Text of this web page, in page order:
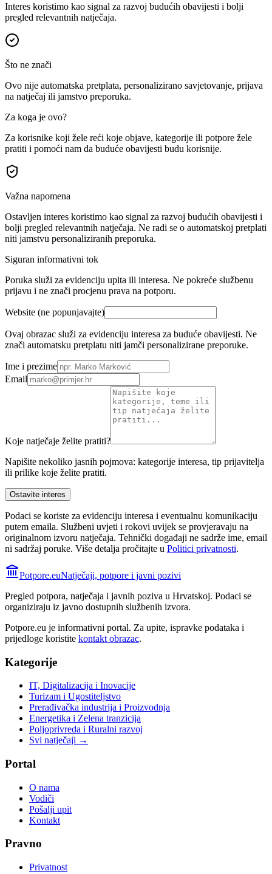
Interes koristimo kao signal za razvoj budućih obavijesti i bolji
pregled relevantnih natječaja.
Što ne znači
Ovo nije automatska pretplata, personalizirano savjetovanje, prijava
na natječaj ili jamstvo preporuka.
Za koga je ovo?
Za korisnike koji žele reći koje objave, kategorije ili potpore žele
pratiti i pomoći nam da buduće obavijesti budu korisnije.
Važna napomena
Ostavljen interes koristimo kao signal za razvoj budućih obavijesti i
bolji pregled relevantnih natječaja. Ne radi se o automatskoj pretplati
niti jamstvu personaliziranih preporuka.
Siguran informativni tok
Poruka služi za evidenciju upita ili interesa. Ne pokreće službenu
prijavu i ne znači procjenu prava na potporu.
Website (ne popunjavajte)
Ovaj obrazac služi za evidenciju interesa za buduće obavijesti. Ne
znači automatsku pretplatu niti jamči personalizirane preporuke.
Ime i prezime
Email
Koje natječaje želite pratiti?
Napišite nekoliko jasnih pojmova: kategorije interesa, tip prijavitelja
ili prilike koje želite pratiti.
Ostavite interes
Podaci se koriste za evidenciju interesa i eventualnu komunikaciju
putem emaila. Službeni uvjeti i rokovi uvijek se provjeravaju na
originalnom izvoru natječaja. Tehnički događaji ne sadrže ime, email
ni sadržaj poruke. Više detalja pročitajte u Politici privatnosti.
Potpore.euNatječaji, potpore i javni pozivi
Pregled potpora, natječaja i javnih poziva u Hrvatskoj. Podaci se
organiziraju iz javno dostupnih službenih izvora.
Potpore.eu je informativni portal. Za upite, ispravke podataka i
prijedloge koristite kontakt obrazac.
Kategorije
IT, Digitalizacija i Inovacije
Turizam i Ugostiteljstvo
Prerađivačka industrija i Proizvodnja
Energetika i Zelena tranzicija
Poljoprivreda i Ruralni razvoj
Svi natječaji →
Portal
O nama
Vodiči
Pošalji upit
Kontakt
Pravno
Privatnost